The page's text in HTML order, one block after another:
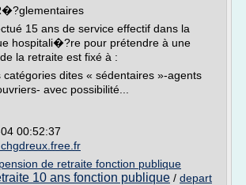
15 ans de service effectif dans la
hospitali�?re pour prétendre à une
la retraite est fixé à :
catégories dites « sédentaires »-agents
avec possibilité...
00:52:37
pension de retraite fonction publique
10 ans fonction publique / depart